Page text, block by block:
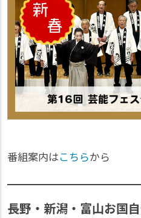
番組案内はこちらから
長野・新潟・富山お国